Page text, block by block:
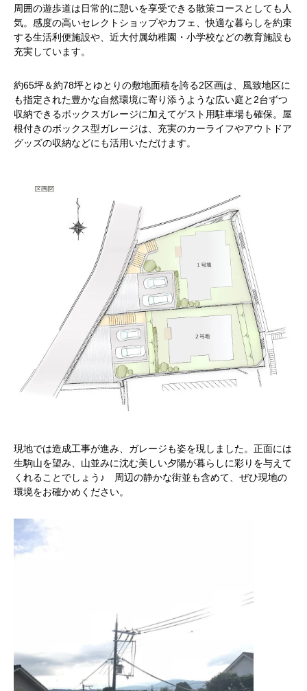
周囲の遊歩道は日常的に憩いを享受できる散策コースとしても人
気。感度の高いセレクトショップやカフェ、快適な暮らしを約束
する生活利便施設や、近大付属幼稚園・小学校などの教育施設も
充実しています。
約65坪＆約78坪とゆとりの敷地面積を誇る2区画は、風致地区に
も指定された豊かな自然環境に寄り添うような広い庭と2台ずつ
収納できるボックスガレージに加えてゲスト用駐車場も確保。屋
根付きのボックス型ガレージは、充実のカーライフやアウトドア
グッズの収納などにも活用いただけます。
現地では造成工事が進み、ガレージも姿を現しました。正面には
生駒山を望み、山並みに沈む美しい夕陽が暮らしに彩りを与えて
くれることでしょう♪ 周辺の静かな街並も含めて、ぜひ現地の
環境をお確かめください。